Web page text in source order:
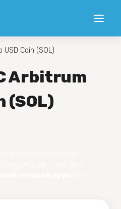
USD Coin (SOL)
Arbitrum
(SOL)